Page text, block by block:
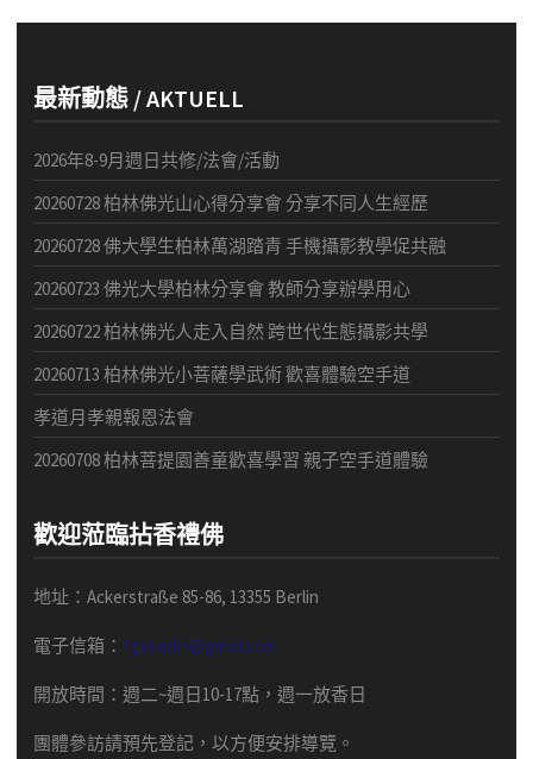
最新動態 / AKTUELL
2026年8-9月週日共修/法會/活動
20260728 柏林佛光山心得分享會 分享不同人生經歷
20260728 佛大學生柏林萬湖踏青 手機攝影教學促共融
20260723 佛光大學柏林分享會 教師分享辦學用心
20260722 柏林佛光人走入自然 跨世代生態攝影共學
20260713 柏林佛光小菩薩學武術 歡喜體驗空手道
孝道月孝親報恩法會
20260708 柏林菩提園善童歡喜學習 親子空手道體驗
歡迎蒞臨拈香禮佛
地址：Ackerstraße 85-86, 13355 Berlin
電子信箱： fgsberlin@gmail.com
開放時間 ： 週二~週日 10-17點， 週一放香日
團體參訪請預先登記，以方便安排導覽 。